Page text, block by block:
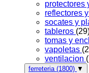
protectores
reflectores
socates y
tableros
tomas y
vapoletas
ventilacion
ferreteria (1800) ▼